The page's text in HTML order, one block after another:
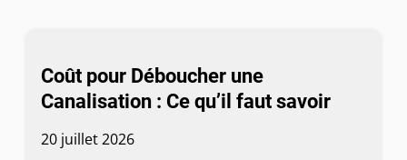
Coût pour Déboucher une
Canalisation : Ce qu’il faut savoir
20 juillet 2026